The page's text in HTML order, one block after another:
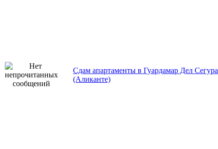
Сдам апартаменты в Гуардамар Дел Сегура
(Аликанте)